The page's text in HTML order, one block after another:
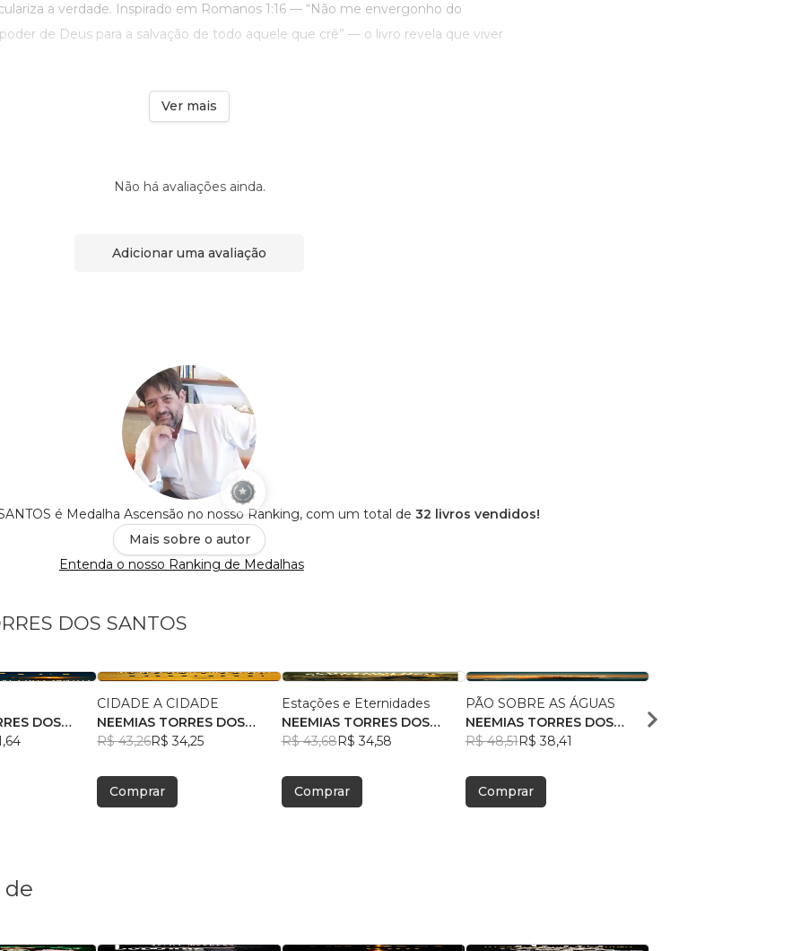
a verdade. Inspirado em Romanos 1:16 — “Não me envergonho do
de Deus para a salvação de todo aquele que crê” — o livro revela que viver
Ver mais
Não há avaliações ainda.
Adicionar uma avaliação
é Medalha Ascensão no nosso Ranking, com um total de 32 livros vendidos!
Mais sobre o autor
Entenda o nosso Ranking de Medalhas
DOS SANTOS
DOS
CIDADE A CIDADE
NEEMIAS TORRES DOS
SANTOS
R$ 43,26R$ 34,25
Comprar
Estações e Eternidades
NEEMIAS TORRES DOS
SANTOS
R$ 43,68R$ 34,58
Comprar
PÃO SOBRE AS ÁGUAS
NEEMIAS TORRES DOS
SANTOS
R$ 48,51R$ 38,41
Comprar
NEEMIAS TORRES